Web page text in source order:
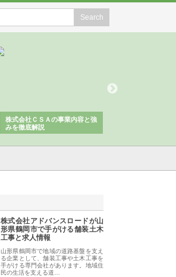
株式会社ＣＳＡの事業内容と強
みを徹底解説
株式会社アドバンスロードが山
形県鶴岡市で手がける舗装土木
工事と求人情報
山形県鶴岡市で地域の道路基盤を支え
る企業として、舗装工事や土木工事を
手がける専門会社があります。地域住
民の生活を支える道…